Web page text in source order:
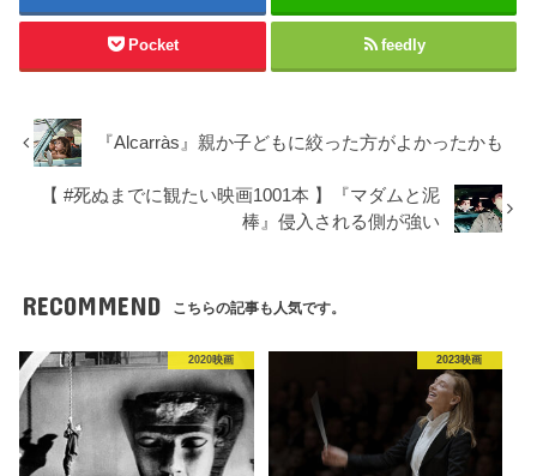
Pocket feedly
『Alcarràs』親か子どもに絞った方がよかったかも
【 #死ぬまでに観たい映画1001本 】『マダムと泥
棒』侵入される側が強い
RECOMMEND こちらの記事も人気です。
2020映画 2023映画